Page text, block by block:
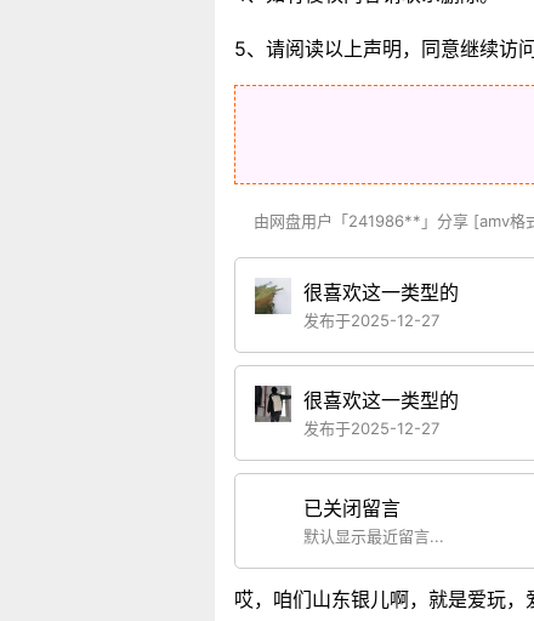
5、请阅读以上声明，同意继续访
由网盘用户「241986**」分享 [amv格
很喜欢这一类型的
发布于2025-12-27
很喜欢这一类型的
发布于2025-12-27
已关闭留言
默认显示最近留言...
哎，咱们山东银儿啊，就是爱玩